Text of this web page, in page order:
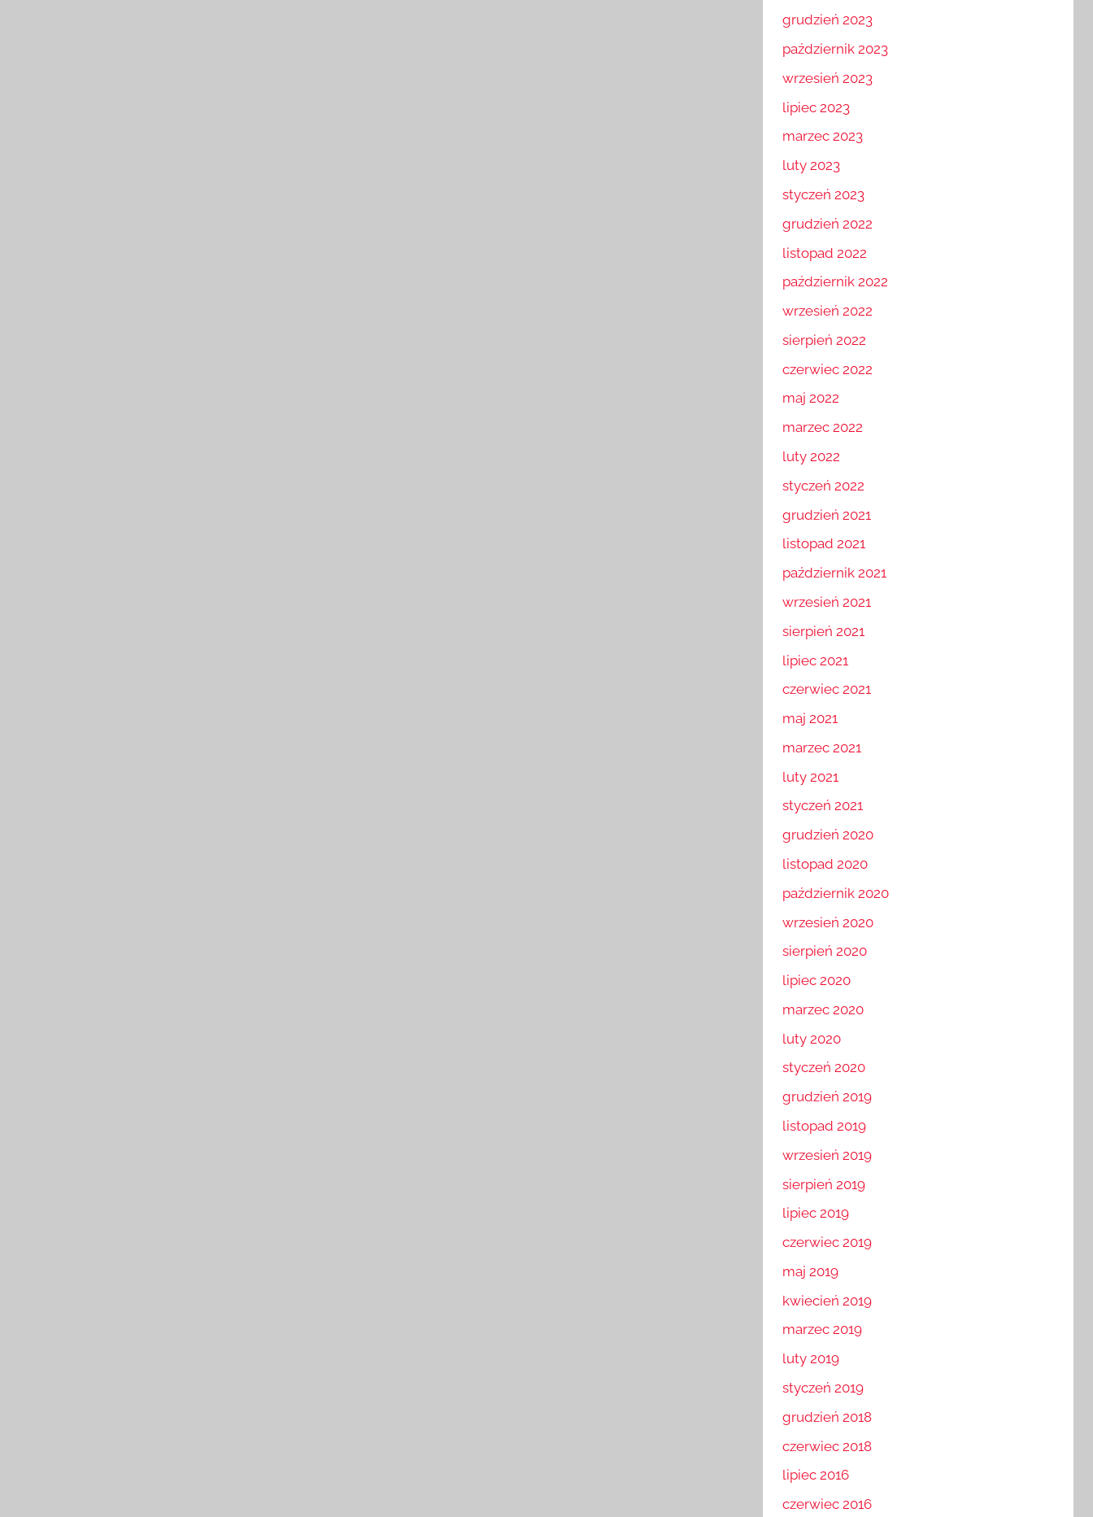
grudzień 2023
październik 2023
wrzesień 2023
lipiec 2023
marzec 2023
luty 2023
styczeń 2023
grudzień 2022
listopad 2022
październik 2022
wrzesień 2022
sierpień 2022
czerwiec 2022
maj 2022
marzec 2022
luty 2022
styczeń 2022
grudzień 2021
listopad 2021
październik 2021
wrzesień 2021
sierpień 2021
lipiec 2021
czerwiec 2021
maj 2021
marzec 2021
luty 2021
styczeń 2021
grudzień 2020
listopad 2020
październik 2020
wrzesień 2020
sierpień 2020
lipiec 2020
marzec 2020
luty 2020
styczeń 2020
grudzień 2019
listopad 2019
wrzesień 2019
sierpień 2019
lipiec 2019
czerwiec 2019
maj 2019
kwiecień 2019
marzec 2019
luty 2019
styczeń 2019
grudzień 2018
czerwiec 2018
lipiec 2016
czerwiec 2016